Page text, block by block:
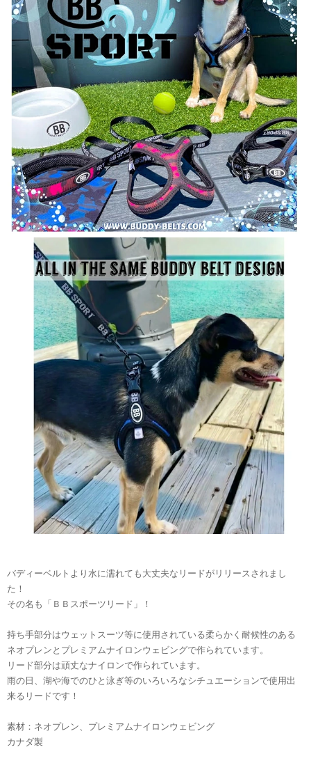
バディーベルトより水に濡れても大丈夫なリードがリリースされまし
た！
その名も「ＢＢスポーツリード」！
持ち手部分はウェットスーツ等に使用されている柔らかく耐候性のある
ネオプレンとプレミアムナイロンウェビングで作られています。
リード部分は頑丈なナイロンで作られています。
雨の日、湖や海でのひと泳ぎ等のいろいろなシチュエーションで使用出
来るリードです！
素材：ネオプレン、プレミアムナイロンウェビング
カナダ製